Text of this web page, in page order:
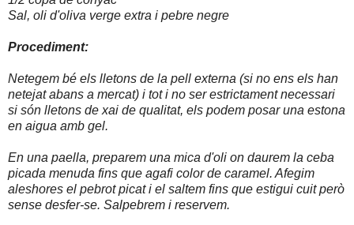
Sal, oli d'oliva verge extra i pebre negre
Procediment:
Netegem bé els lletons de la pell externa (si no ens els han
netejat abans a mercat) i tot i no ser estrictament necessari
si són lletons de xai de qualitat, els podem posar una estona
en aigua amb gel.
En una paella, preparem una mica d'oli on daurem la ceba
picada menuda fins que agafi color de caramel. Afegim
aleshores el pebrot picat i el saltem fins que estigui cuit però
sense desfer-se. Salpebrem i reservem.